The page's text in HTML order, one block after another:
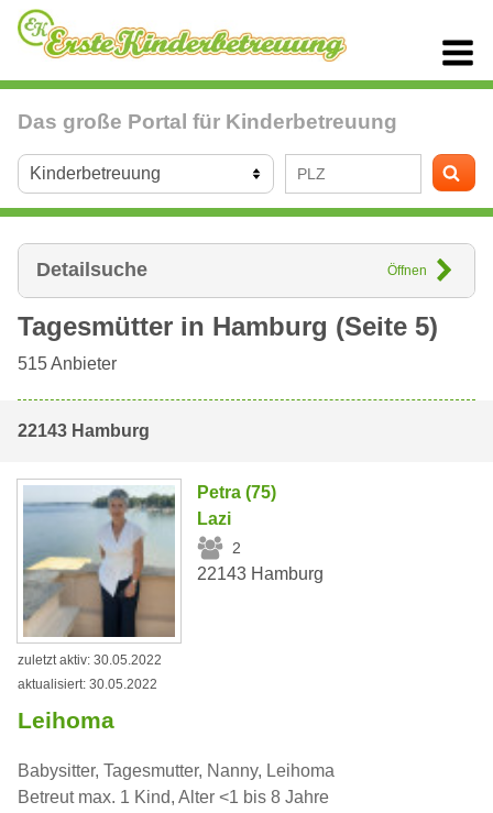
Das große Portal für Kinderbetreuung
Detailsuche Öffnen
Tagesmütter in Hamburg (Seite 5)
515Anbieter
22143 Hamburg
Petra (75)
Lazi
2
22143 Hamburg
zuletzt aktiv: 30.05.2022
aktualisiert: 30.05.2022
Leihoma
Babysitter, Tagesmutter, Nanny, Leihoma
Betreut max. 1 Kind, Alter <1 bis 8 Jahre